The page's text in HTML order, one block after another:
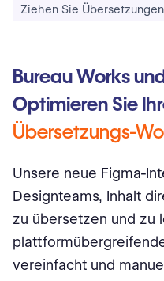
Ziehen Sie
Bureau Works
Optimieren Sie
Übersetzungs-
Unsere neue Figma-
Designteams, Inhalt
zu übersetzen und zu
vereinfacht und